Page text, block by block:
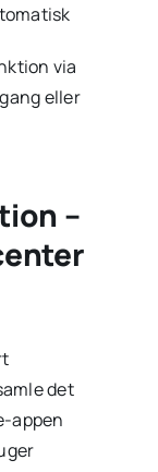
via
eller
–
det
appen